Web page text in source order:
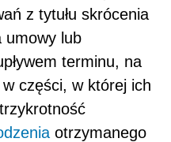
z tytułu skrócenia
umowy lub
terminu, na
części, w której ich
otrzymanego